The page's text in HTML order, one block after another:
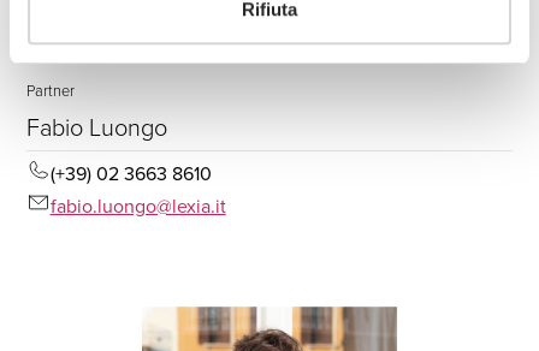
Rifiuta
Partner
Fabio Luongo
(+39) 02 3663 8610
fabio.luongo@lexia.it